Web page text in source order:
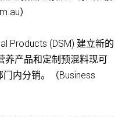
）
Products (DSM) 建立新的
养产品和定制预混料现可
内分销。（Business